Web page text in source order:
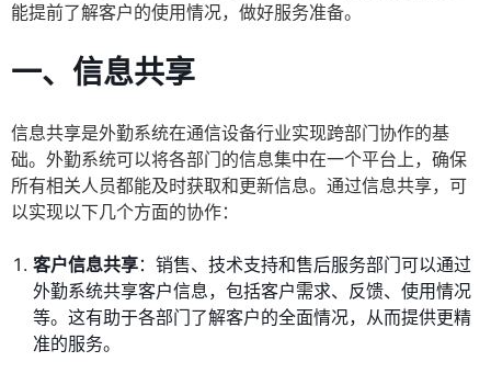
能提前了解客户的使用情况，做好服务准备。
一、信息共享
信息共享是外勤系统在通信设备行业实现跨部门协作的基
础。外勤系统可以将各部门的信息集中在一个平台上，确保
所有相关人员都能及时获取和更新信息。通过信息共享，可
以实现以下几个方面的协作：
客户信息共享：销售、技术支持和售后服务部门可以通过
外勤系统共享客户信息，包括客户需求、反馈、使用情况
等。这有助于各部门了解客户的全面情况，从而提供更精
准的服务。